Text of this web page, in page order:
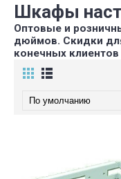
Шкафы
Оптовые и
дюймов. Скидки
конечных клиентов